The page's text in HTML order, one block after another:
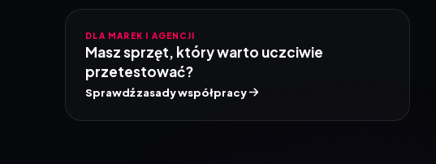
DLA MAREK I AGENCJI
Masz sprzęt, który warto uczciwie
przetestować?
Sprawdź zasady współpracy